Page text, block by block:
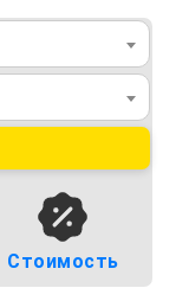
Стоимость